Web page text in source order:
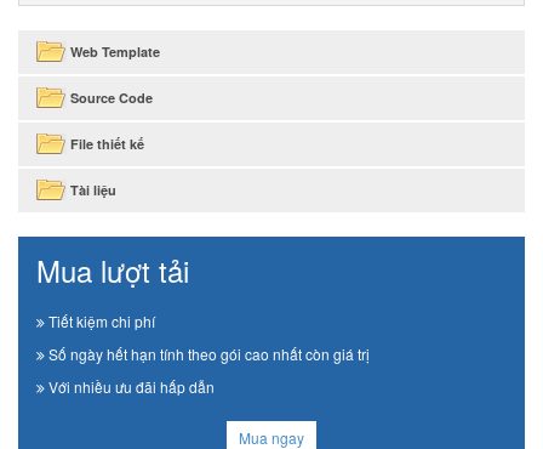
Web Template
Source Code
File thiết kế
Tài liệu
Mua lượt tải
Tiết kiệm chi phí
Số ngày hết hạn tính theo gói cao nhất còn giá trị
Với nhiều ưu đãi hấp dẫn
Mua ngay